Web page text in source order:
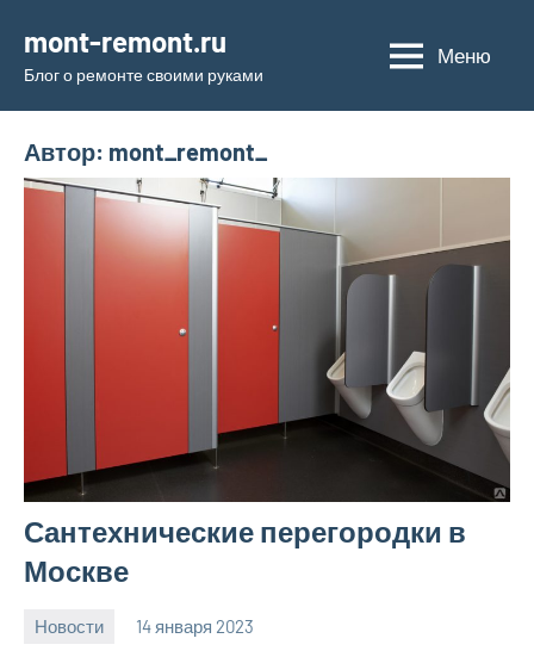
содержимому
mont-remont.ru
Блог о ремонте своими руками
Меню
Автор: mont_remont_
Сантехнические перегородки в
Москве
Новости 14 января 2023